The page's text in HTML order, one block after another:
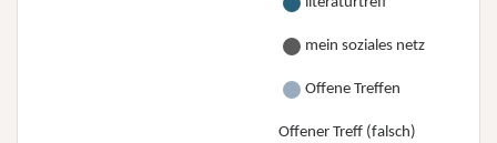
mein soziales netz
Offene Treffen
Offener Treff (falsch)